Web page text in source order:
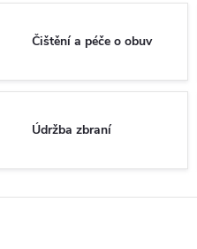
Čištění a péče o obuv
Údržba zbraní